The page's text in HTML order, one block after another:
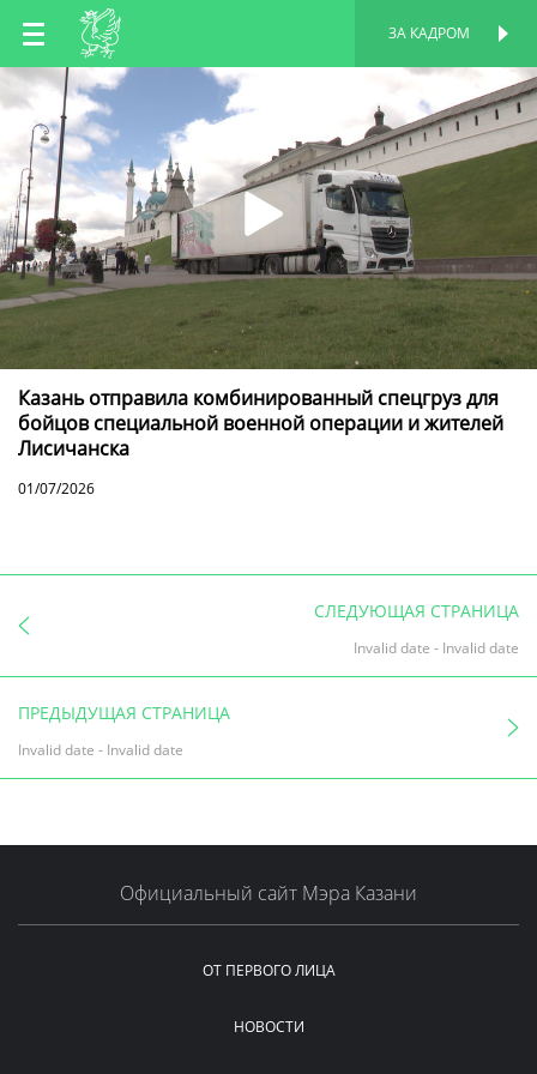
RU
TT
ЗА КАДРОМ
Казань отправила комбинированный спецгруз для
бойцов специальной военной операции и жителей
Лисичанска
01/07/2026
СЛЕДУЮЩАЯ СТРАНИЦА
Invalid date - Invalid date
ПРЕДЫДУЩАЯ СТРАНИЦА
Invalid date - Invalid date
Официальный сайт Мэра Казани
ОТ ПЕРВОГО ЛИЦА
НОВОСТИ
ПЕРСОНАЛЬНАЯ
СТРАНИЦА